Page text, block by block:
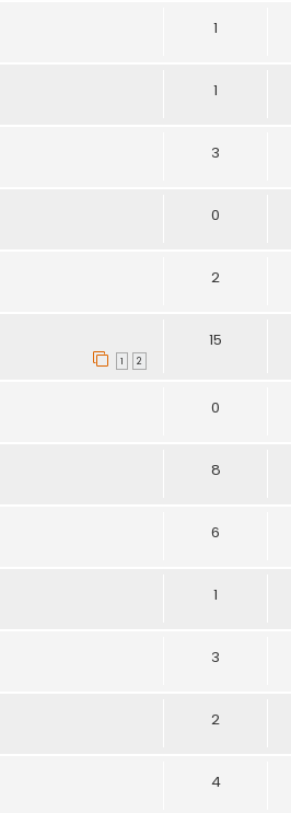
1
1
3
0
2
1 2
15
0
8
6
1
3
2
4